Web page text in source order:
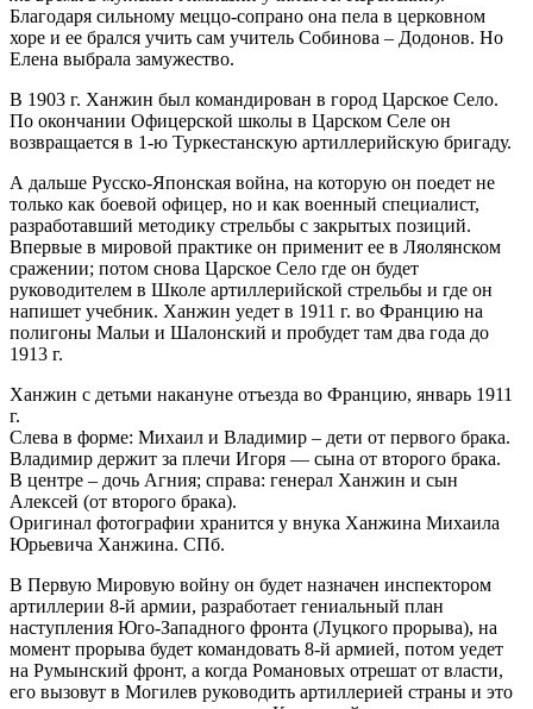
Благодаря сильному меццо-сопрано она пела в церковном
хоре и ее брался учить сам учитель Собинова – Додонов. Но
Елена выбрала замужество.
В 1903 г. Ханжин был командирован в город Царское Село.
По окончании Офицерской школы в Царском Селе он
возвращается в 1-ю Туркестанскую артиллерийскую бригаду.
А дальше Русско-Японская война, на которую он поедет не
только как боевой офицер, но и как военный специалист,
разработавший методику стрельбы с закрытых позиций.
Впервые в мировой практике он применит ее в Ляолянском
сражении; потом снова Царское Село где он будет
руководителем в Школе артиллерийской стрельбы и где он
напишет учебник. Ханжин уедет в 1911 г. во Францию на
полигоны Мальи и Шалонский и пробудет там два года до
1913 г.
Ханжин с детьми накануне отъезда во Францию, январь 1911
г.
Слева в форме: Михаил и Владимир – дети от первого брака.
Владимир держит за плечи Игоря — сына от второго брака.
В центре – дочь Агния; справа: генерал Ханжин и сын
Алексей (от второго брака).
Оригинал фотографии хранится у внука Ханжина Михаила
Юрьевича Ханжина. СПб.
В Первую Мировую войну он будет назначен инспектором
артиллерии 8-й армии, разработает гениальный план
наступления Юго-Западного фронта (Луцкого прорыва), на
момент прорыва будет командовать 8-й армией, потом уедет
на Румынский фронт, а когда Романовых отрешат от власти,
его вызовут в Могилев руководить артиллерией страны и это